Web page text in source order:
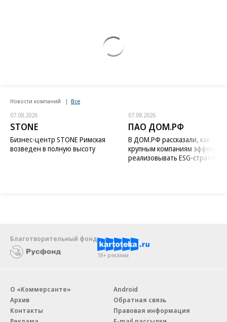
Новости компаний Все
07.08.2026
STONE
Бизнес-центр STONE Римская
возведен в полную высоту
07.08.2026
ПАО ДОМ.РФ
В ДОМ.РФ рассказали, как
крупным компаниям
реализовывать ESG-стратегию
Благотворительный фонд
18+ реклама
О «Коммерсанте»
Архив
Контакты
Android
Обратная связь
Правовая информация